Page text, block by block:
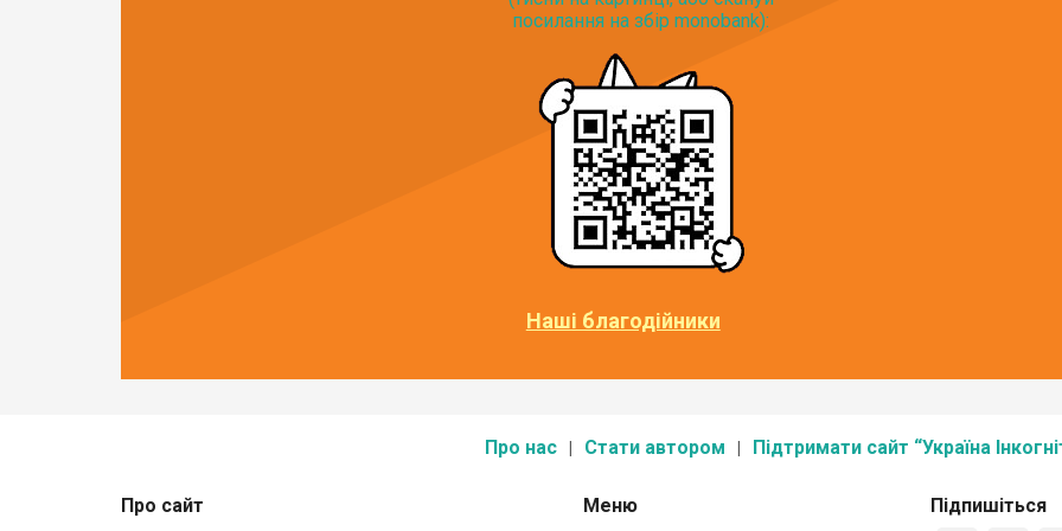
посилання на збір monobank):
Наші благодійники
Про нас Стати автором Підтримати сайт “Україна
Про сайт Меню Підпишіться